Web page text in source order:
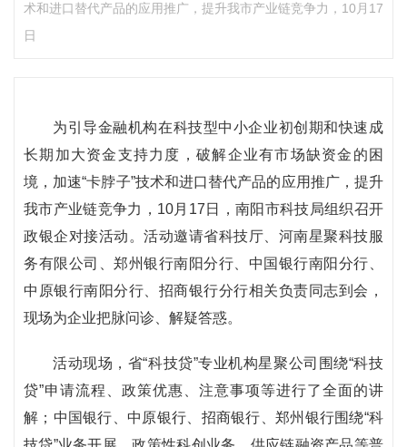
术和进口替代产品的应用推广，提升我市产业链竞争力，10月17
日
为引导金融机构在科技型中小企业初创期和快速成
长期加大资金支持力度，破解企业有市场缺资金的困
境，加速“卡脖子”技术和进口替代产品的应用推广，提升
我市产业链竞争力，10月17日，南阳市科技局组织召开
政银企对接活动。活动邀请省科技厅、河南星聚科技服
务有限公司、郑州银行南阳分行、中国银行南阳分行、
中原银行南阳分行、招商银行分行相关负责同志到会，
现场为企业把脉问诊、解疑答惑。
活动现场，省“科技贷”专业机构星聚公司围绕“科技
贷”申请流程、政策优惠、注意事项等进行了全面的讲
解；中国银行、中原银行、招商银行、郑州银行围绕“科